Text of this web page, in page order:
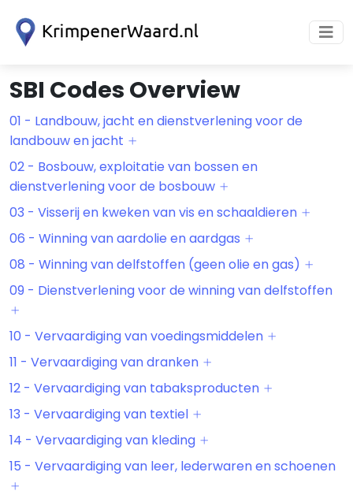
SBI Codes Overview
01 - Landbouw, jacht en dienstverlening voor de
landbouw en jacht
02 - Bosbouw, exploitatie van bossen en
dienstverlening voor de bosbouw
03 - Visserij en kweken van vis en schaaldieren
06 - Winning van aardolie en aardgas
08 - Winning van delfstoffen (geen olie en gas)
09 - Dienstverlening voor de winning van delfstoffen
10 - Vervaardiging van voedingsmiddelen
11 - Vervaardiging van dranken
12 - Vervaardiging van tabaksproducten
13 - Vervaardiging van textiel
14 - Vervaardiging van kleding
15 - Vervaardiging van leer, lederwaren en schoenen